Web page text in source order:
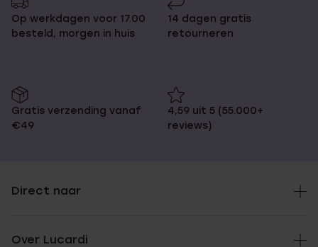
Op werkdagen voor 17.00
besteld, morgen in huis
14 dagen gratis
retourneren
Gratis verzending vanaf
€49
4,59 uit 5 (55.000+
reviews)
Direct naar
Over Lucardi